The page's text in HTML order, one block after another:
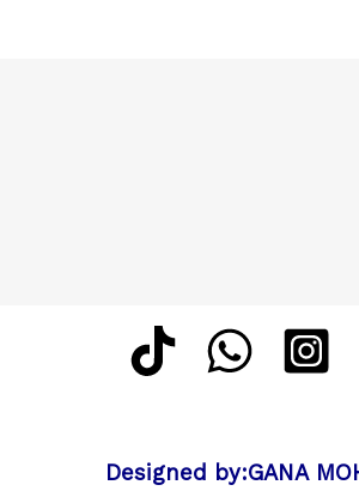
Designed by:GANA